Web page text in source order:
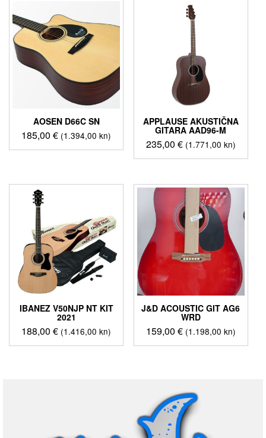
AOSEN D66C SN
185,00€ (1.394,00 kn)
APPLAUSE AKUSTIČNA
GITARA AAD96-M
235,00 € (1.771,00 kn)
IBANEZ V50NJP NT KIT
2021
188,00€ (1.416,00 kn)
J&D ACOUSTIC GIT AG6
WRD
159,00 € (1.198,00 kn)